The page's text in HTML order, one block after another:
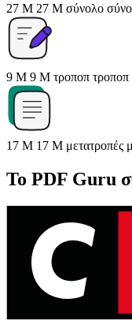
27 M 27 M σύνολο
9 M 9 M τροποπ τροποπ
17 M 17 M μετατροπές
Το PDF Guru